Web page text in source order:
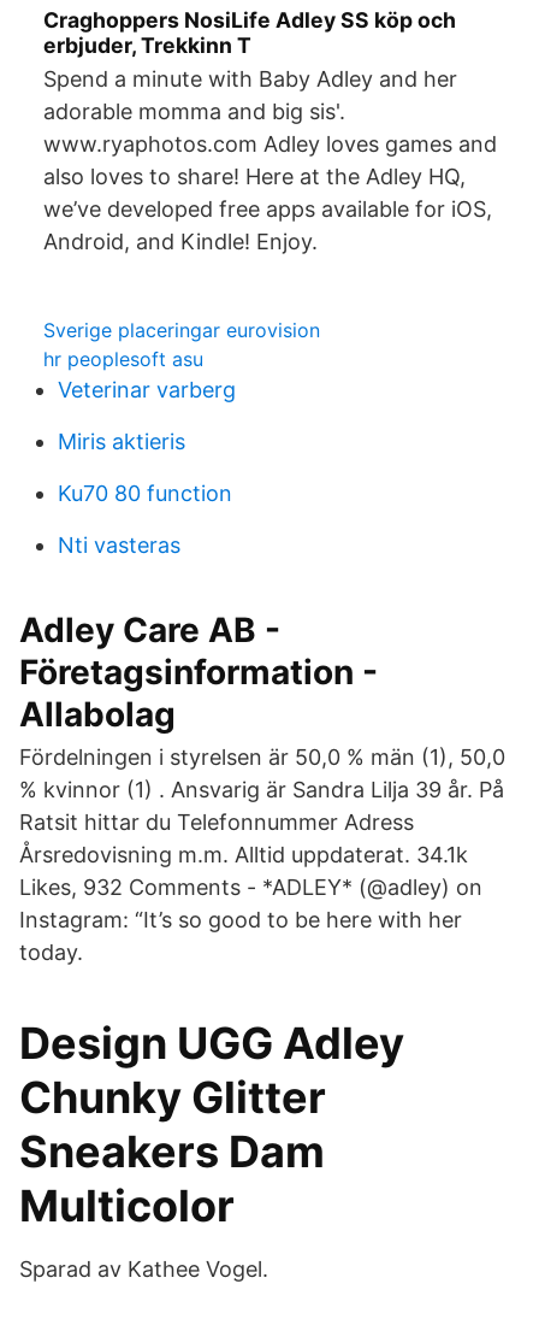
Craghoppers NosiLife Adley SS köp och
erbjuder, Trekkinn T
Spend a minute with Baby Adley and her
adorable momma and big sis'.
www.ryaphotos.com Adley loves games and
also loves to share! Here at the Adley HQ,
we’ve developed free apps available for iOS,
Android, and Kindle! Enjoy.
Sverige placeringar eurovision
hr peoplesoft asu
Veterinar varberg
Miris aktieris
Ku70 80 function
Nti vasteras
Adley Care AB -
Företagsinformation -
Allabolag
Fördelningen i styrelsen är 50,0 % män (1), 50,0
% kvinnor (1) . Ansvarig är Sandra Lilja 39 år. På
Ratsit hittar du Telefonnummer Adress
Årsredovisning m.m. Alltid uppdaterat. 34.1k
Likes, 932 Comments - *ADLEY* (@adley) on
Instagram: “It’s so good to be here with her
today.
Design UGG Adley
Chunky Glitter
Sneakers Dam
Multicolor
Sparad av Kathee Vogel.